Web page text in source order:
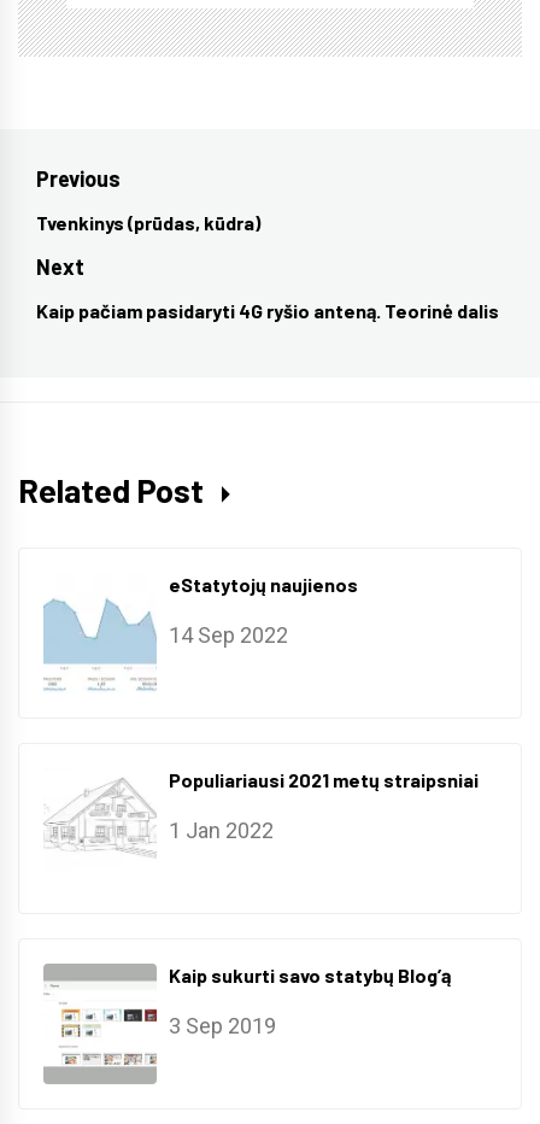
Post
navigation
Previous
Previous
post:
Tvenkinys (prūdas, kūdra)
Next
Next
Kaip pačiam pasidaryti 4G ryšio anteną. Teorinė dalis
Related Post
eStatytojų naujienos
14 Sep 2022
Populiariausi 2021 metų straipsniai
1 Jan 2022
Kaip sukurti savo statybų Blog’ą
3 Sep 2019